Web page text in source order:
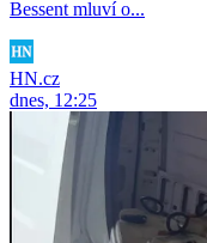
Bessent mluví o...
HN.cz
dnes, 12:25